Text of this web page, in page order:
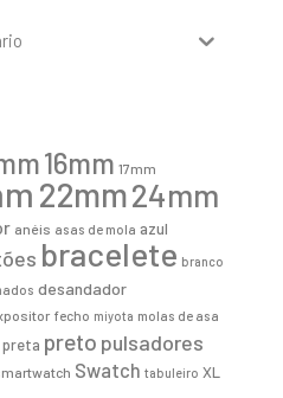
16mm 17mm
22mm24mm
anéis asas de mola azul
bracelete branco
desandador
fecho miyota molas de asa
preta preto pulsadores
Swatch tabuleiro XL